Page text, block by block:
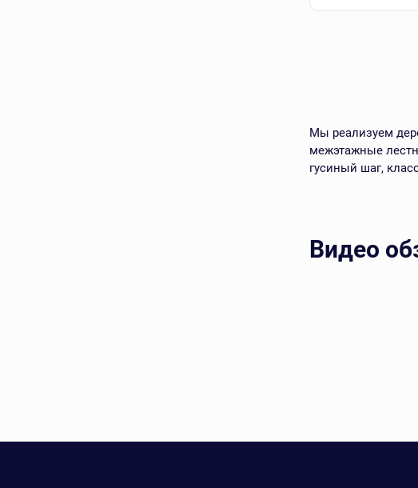
Мы реализуем
межэтажные
гусиный шаг,
Видео